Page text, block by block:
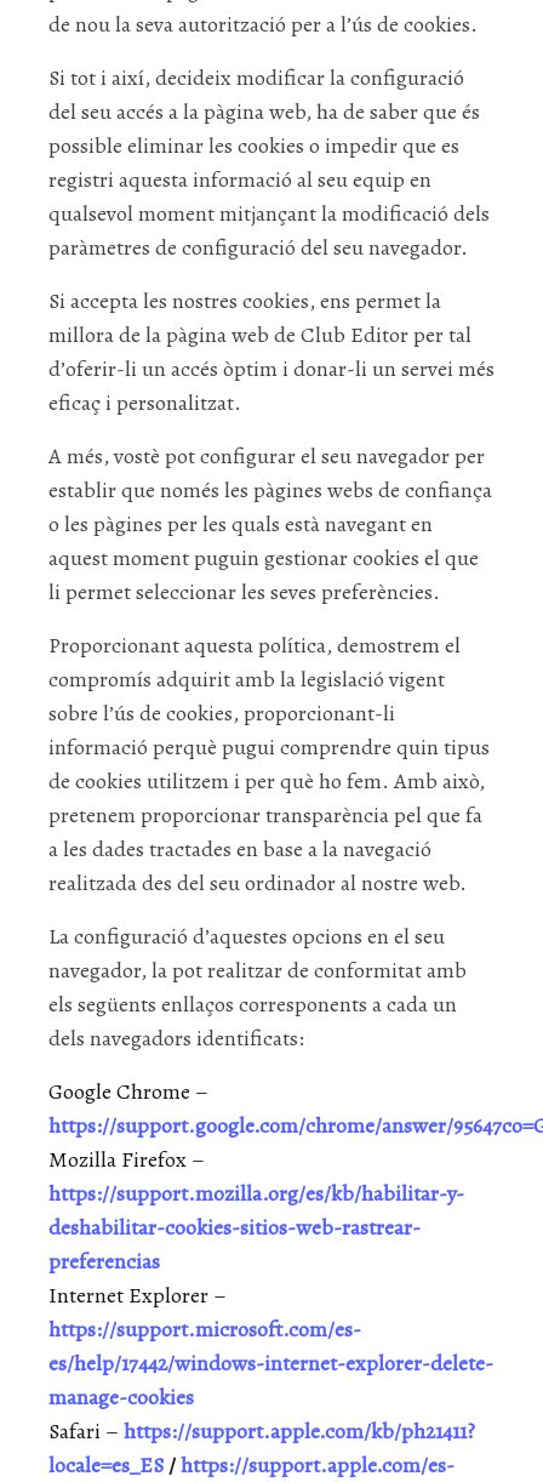
de nou la seva autorització per a l’ús de cookies.
Si tot i així, decideix modificar la configuració
del seu accés a la pàgina web, ha de saber que és
possible eliminar les cookies o impedir que es
registri aquesta informació al seu equip en
qualsevol moment mitjançant la modificació dels
paràmetres de configuració del seu navegador.
Si accepta les nostres cookies, ens permet la
millora de la pàgina web de Club Editor per tal
d’oferir-li un accés òptim i donar-li un servei més
eficaç i personalitzat.
A més, vostè pot configurar el seu navegador per
establir que només les pàgines webs de confiança
o les pàgines per les quals està navegant en
aquest moment puguin gestionar cookies el que
li permet seleccionar les seves preferències.
Proporcionant aquesta política, demostrem el
compromís adquirit amb la legislació vigent
sobre l’ús de cookies, proporcionant-li
informació perquè pugui comprendre quin tipus
de cookies utilitzem i per què ho fem. Amb això,
pretenem proporcionar transparència pel que fa
a les dades tractades en base a la navegació
realitzada des del seu ordinador al nostre web.
La configuració d’aquestes opcions en el seu
navegador, la pot realitzar de conformitat amb
els següents enllaços corresponents a cada un
dels navegadors identificats:
Google Chrome –
https://support.google.com/chrome/answer/
Mozilla Firefox –
https://support.mozilla.org/es/kb/habilitar-y-
deshabilitar-cookies-sitios-web-rastrear-
preferencias
Internet Explorer –
https://support.microsoft.com/es-
es/help/17442/windows-internet-explorer-delete-
manage-cookies
Safari – https://support.apple.com/kb/ph21411?
locale=es_ES/https://support.apple.com/es-